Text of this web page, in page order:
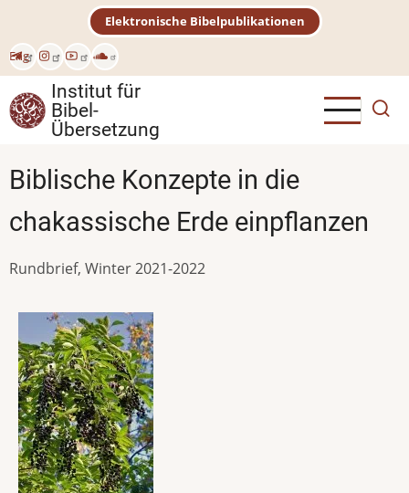
Inhalt
Eng
Elektronische Bibelpublikationen
Institut für
Bibel-
Übersetzung
Biblische Konzepte in die
chakassische Erde einpflanzen
Rundbrief, Winter 2021-2022